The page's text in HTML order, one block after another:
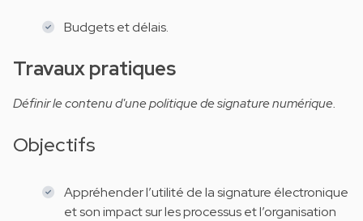
Budgets et délais.
Travaux pratiques
Définir le contenu d'une politique de signature numérique.
Objectifs
Appréhender l’utilité de la signature électronique
et son impact sur les processus et l’organisation